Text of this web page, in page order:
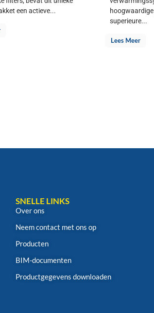
een actieve...
superieure...
Lees Meer
SNELLE LINKS
Over ons
Neem contact met ons op
Producten
BIM-documenten
Productgegevens downloaden